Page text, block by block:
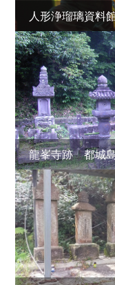
人形浄瑠璃資料
龍峯寺跡 都城